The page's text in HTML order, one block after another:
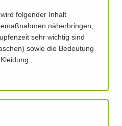
folgender Inhalt
näherbringen,
sehr wichtig sind
sowie die Bedeutung